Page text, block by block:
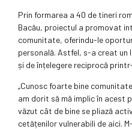
Prin formarea a 40 de tineri
Bacău, proiectul a promovat
comunitate, oferindu-le
personală. Astfel, s-a creat un
și de înțelegere reciprocă
„Cunosc foarte bine
am dorit să mă implic în acest
văzut cât de bine se pliază
cetățenilor vulnerabili de aici.